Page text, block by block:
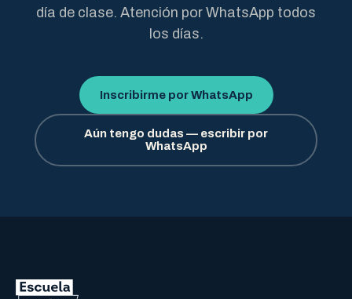
día de clase. Atención por WhatsApp todos
los días.
Inscribirme por WhatsApp
Aún tengo dudas — escribir por
WhatsApp